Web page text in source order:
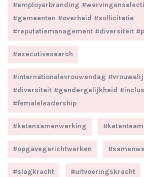
#employerbranding
#gemeenten #overheid #sollicitatie
#reputatiemanagement #diversiteit
#executivesearch
#internationalevrouwendag
#diversiteit #gendergelijkheid
#femaleleadership
#ketensamenwerking
#opgavegerichtwerken
#slagkracht #uitvoeringskracht